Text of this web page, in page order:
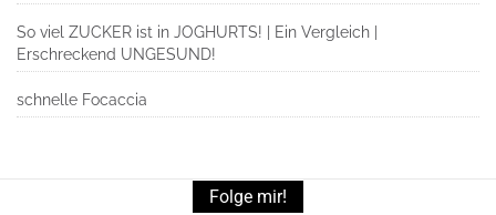
So viel ZUCKER ist in JOGHURTS! | Ein Vergleich |
Erschreckend UNGESUND!
schnelle Focaccia
Folge mir!